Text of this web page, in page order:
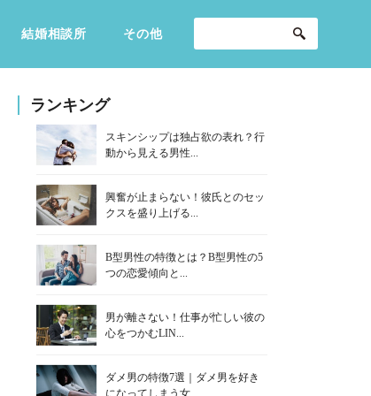
結婚相談所 その他
ランキング
スキンシップは独占欲の表れ？行
動から見える男性...
興奮が止まらない！彼氏とのセッ
クスを盛り上げる...
B型男性の特徴とは？B型男性の5
つの恋愛傾向と...
男が離さない！仕事が忙しい彼の
心をつかむLIN...
ダメ男の特徴7選｜ダメ男を好き
になってしまう女...